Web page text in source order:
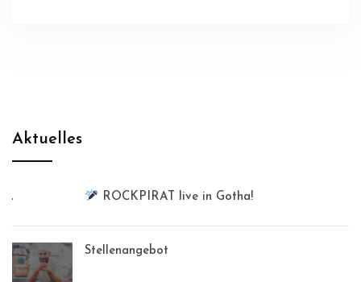
Aktuelles
ROCKPIRAT live in Gotha!
Stellenangebot